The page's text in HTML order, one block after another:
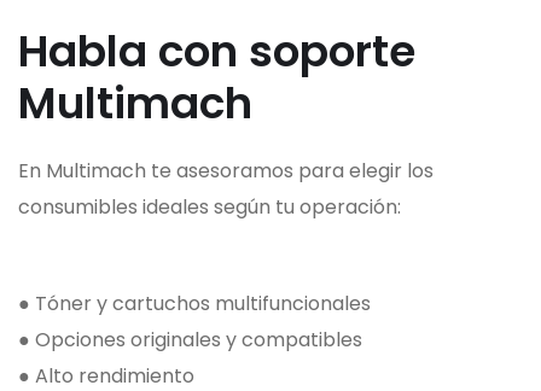
Habla con soporte
Multimach
En Multimach te asesoramos para elegir los
consumibles ideales según tu operación:
● Tóner y cartuchos multifuncionales
● Opciones originales y compatibles
● Alto rendimiento